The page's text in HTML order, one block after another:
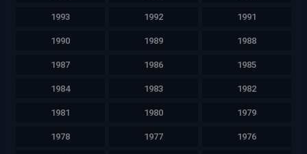
1993 1992 1991
1990 1989 1988
1987 1986 1985
1984 1983 1982
1981 1980 1979
1978 1977 1976